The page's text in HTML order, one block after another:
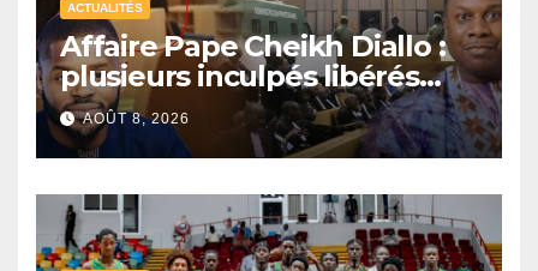
ACTUALITÉS
Affaire Pape Cheikh Diallo :
plusieurs inculpés libérés
après un non-lieu partiel
AOÛT 8, 2026